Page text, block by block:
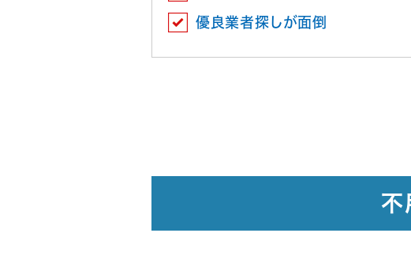
優良業者探しが面倒
不